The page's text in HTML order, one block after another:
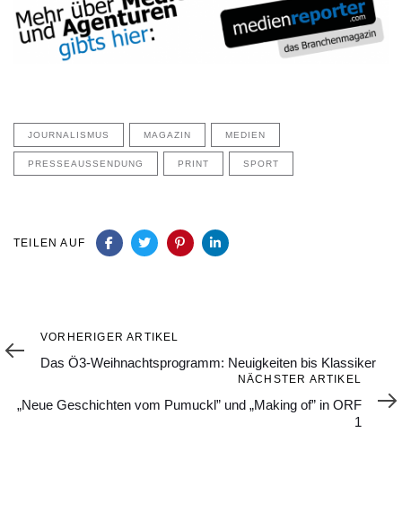
JOURNALISMUS MAGAZIN MEDIEN
PRESSEAUSSENDUNG PRINT SPORT
TEILEN AUF
Vorheriger
Artikel
VORHERIGER ARTIKEL
Das Ö3-Weihnachtsprogramm: Neuigkeiten bis Klassiker
Artikel
NÄCHSTER ARTIKEL
„Neue Geschichten vom Pumuckl” und „Making of” in ORF
1